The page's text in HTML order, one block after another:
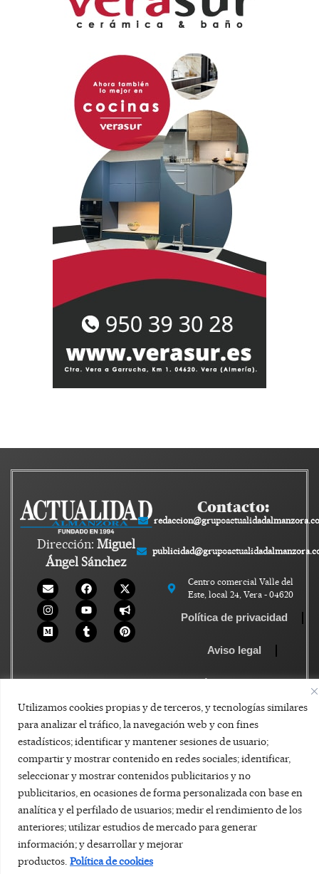
Utilizamos cookies propias y de terceros, y tecnologías similares
para analizar el tráfico, la navegación web y con fines
estadísticos; identificar y mantener sesiones de usuario;
compartir y mostrar contenido en redes sociales; identificar,
seleccionar y mostrar contenidos publicitarios y no
publicitarios, en ocasiones de forma personalizada con base en
analítica y el perfilado de usuarios; medir el rendimiento de los
anteriores; utilizar estudios de mercado para generar
información; y desarrollar y mejorar
productos. Política de cookies
Dirección: Miguel
Ángel Sánchez
Contacto:
Centro comercial Valle del
Este, local 24, Vera - 04620
Política de privacidad
Aviso legal